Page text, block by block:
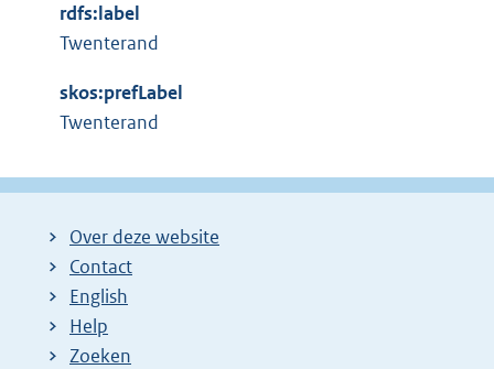
e
i
n
:
t
e
n
l
rdfs:label
Twenterand
skos:prefLabel
Twenterand
Over deze website
Contact
English
Help
Zoeken